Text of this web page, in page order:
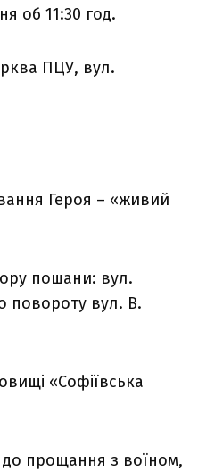
об 11:30 год.
ПЦУ, вул.
Героя – «живий
пошани: вул.
повороту вул. В.
«Софіївська
прощання з воїном,